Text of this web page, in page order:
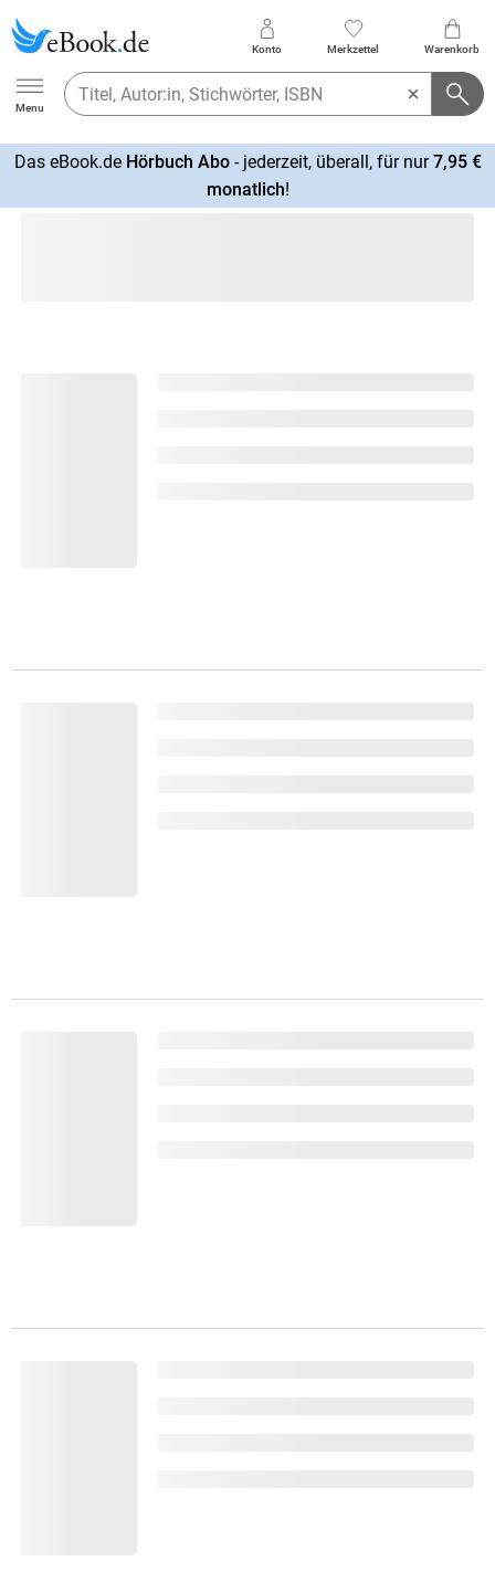
Ebook.de
Menu
Konto Merkzettel Warenkorb
Das eBook.de Hörbuch Abo- jederzeit, überall, für nur7,95 €
monatlich!